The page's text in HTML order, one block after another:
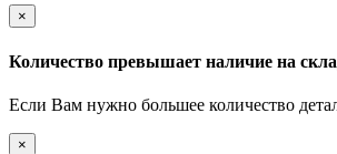
×
Количество превышает наличие на
Если Вам нужно большее количество
×